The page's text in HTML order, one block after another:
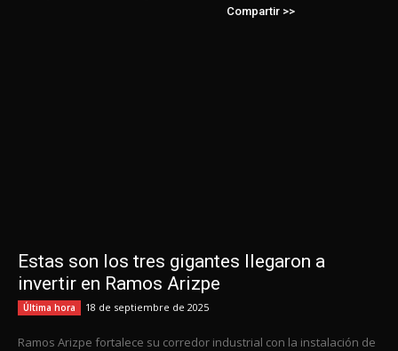
Compartir >>
Estas son los tres gigantes llegaron a
invertir en Ramos Arizpe
Última hora 18 de septiembre de 2025
Ramos Arizpe fortalece su corredor industrial con la instalación de